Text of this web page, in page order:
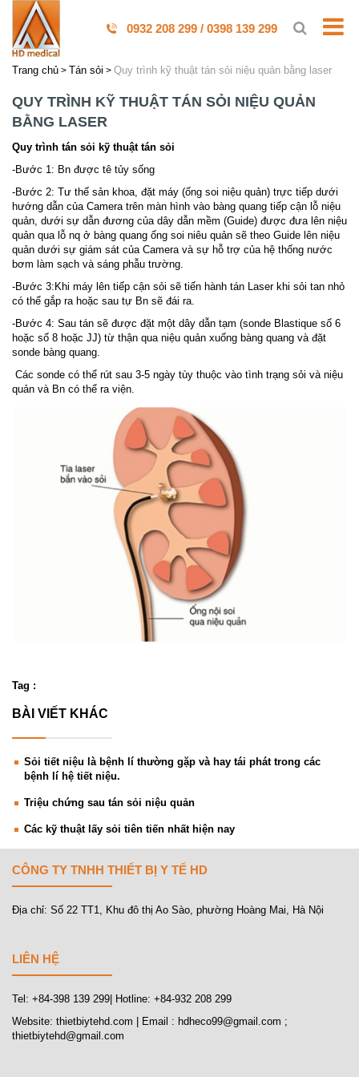
0932 208 299 / 0398 139 299
Trang chủ Tán sỏi Quy trình kỹ thuật tán sỏi niệu quản bằng laser
QUY TRÌNH KỸ THUẬT TÁN SỎI NIỆU QUẢN
BẰNG LASER
Quy trình tán sỏi kỹ thuật tán sỏi
-Bước 1: Bn được tê tủy sống
-Bước 2: Tư thế sản khoa, đặt máy (ống soi niệu quản) trực tiếp dưới
hướng dẫn của Camera trên màn hình vào bàng quang tiếp cận lỗ niệu
quản, dưới sự dẫn đương của dây dẫn mềm (Guide) được đưa lên niệu
quản qua lỗ nq ở bàng quang ống soi niêu quản sẽ theo Guide lên niệu
quản dưới sự giám sát của Camera và sự hỗ trợ của hệ thống nước
bơm làm sạch và sáng phẫu trường.
-Bước 3:Khi máy lên tiếp cận sỏi sẽ tiến hành tán Laser khi sỏi tan nhỏ
có thể gắp ra hoặc sau tự Bn sẽ đái ra.
-Bước 4: Sau tán sẽ được đặt một dây dẫn tạm (sonde Blastique số 6
hoặc số 8 hoặc JJ) từ thận qua niệu quản xuống bàng quang và đặt
sonde bàng quang.
Các sonde có thể rút sau 3-5 ngày tùy thuộc vào tình trạng sỏi và niệu
quản và Bn có thể ra viện.
Tag :
BÀI VIẾT KHÁC
Sỏi tiết niệu là bệnh lí thường gặp và hay tái phát trong các
bệnh lí hệ tiết niệu.
Triệu chứng sau tán sỏi niệu quản
Các kỹ thuật lấy sỏi tiên tiến nhất hiện nay
CÔNG TY TNHH THIẾT BỊ Y TẾ HD
Địa chỉ: Số 22 TT1, Khu đô thị Ao Sào, phường Hoàng Mai, Hà Nội
LIÊN HỆ
Tel: +84-398 139 299| Hotline: +84-932 208 299
Website: thietbiytehd.com | Email : hdheco99@gmail.com ;
thietbiytehd@gmail.com